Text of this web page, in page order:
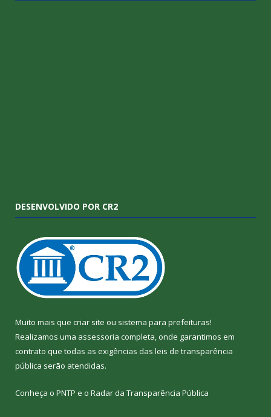
DESENVOLVIDO POR CR2
Muito mais que criar site ou sistema para prefeituras!
Realizamos uma assessoria completa, onde garantimos em
contrato que todas as exigências das leis de transparência
pública serão atendidas.
Conheça o PNTP e o Radar da Transparência Pública